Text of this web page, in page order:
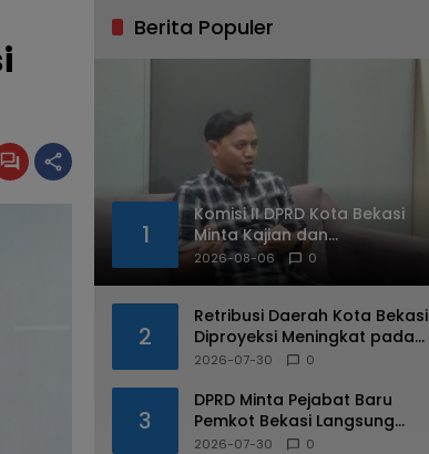
Berita Populer
1
Komisi II DPRD Kota Bekasi
Minta Kajian dan
Kesepakatan Organda
2026-08-06 0
2
Retribusi Daerah Kota Bekasi
Diproyeksi Meningkat pada
2027, Bapenda Siapkan
2026-07-30 0
3
DPRD Minta Pejabat Baru
Pemkot Bekasi Langsung
Tuntaskan PR Pendidikan dan
2026-07-30 0